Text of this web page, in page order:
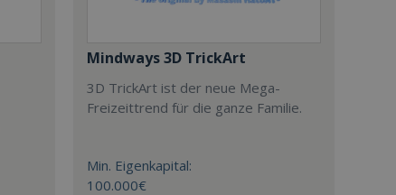
Mindways 3D TrickArt
3D TrickArt ist der neue Mega-
Freizeittrend für die ganze Familie.
Min. Eigenkapital:
100.000€